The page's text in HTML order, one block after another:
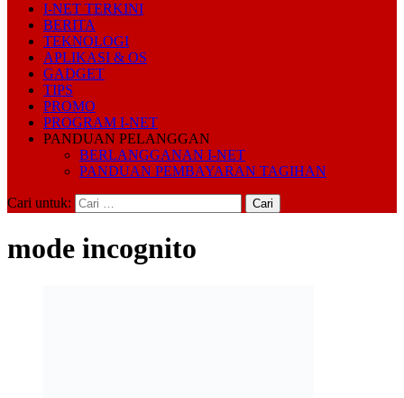
I-NET TERKINI
BERITA
TEKNOLOGI
APLIKASI & OS
GADGET
TIPS
PROMO
PROGRAM I-NET
PANDUAN PELANGGAN
BERLANGGANAN I-NET
PANDUAN PEMBAYARAN TAGIHAN
Cari untuk:
mode incognito